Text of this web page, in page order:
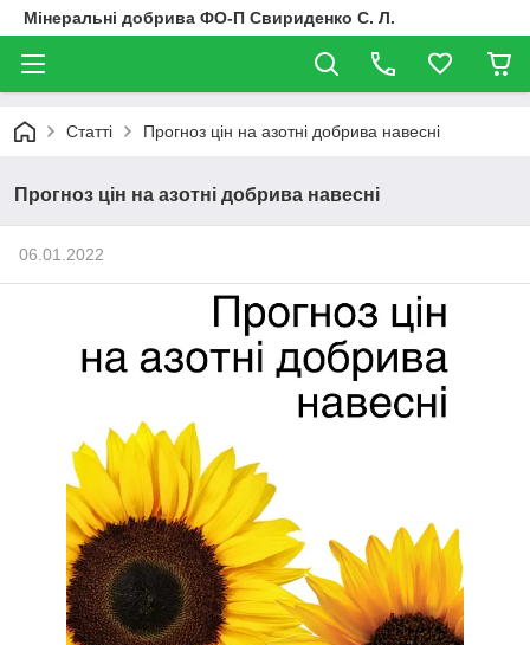
Мінеральні добрива ФО-П Свириденко С. Л.
Статті Прогноз цін на азотні добрива навесні
Прогноз цін на азотні добрива навесні
06.01.2022